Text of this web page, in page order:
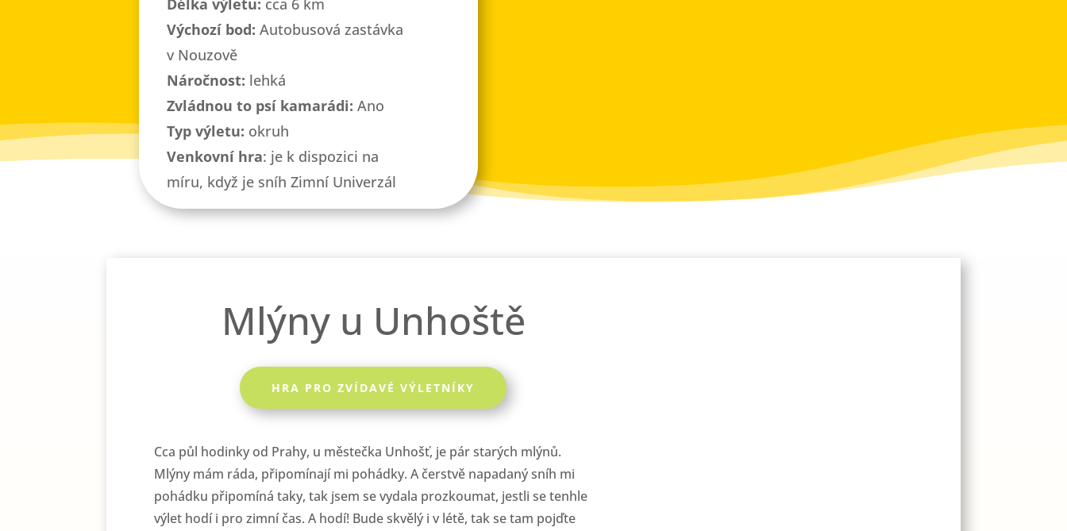
Délka výletu: cca 6 km
Výchozí bod: Autobusová zastávka
v Nouzově
Náročnost: lehká
Zvládnou to psí kamarádi: Ano
Typ výletu: okruh
Venkovní hra: je k dispozici na
míru, když je sníh Zimní Univerzál
Mlýny u Unhoště
HRA PRO ZVÍDAVÉ VÝLETNÍKY
Cca půl hodinky od Prahy, u městečka Unhošť, je pár starých mlýnů.
Mlýny mám ráda, připomínají mi pohádky. A čerstvě napadaný sníh mi
pohádku připomíná taky, tak jsem se vydala prozkoumat, jestli se tenhle
výlet hodí i pro zimní čas. A hodí! Bude skvělý i v létě, tak se tam pojďte